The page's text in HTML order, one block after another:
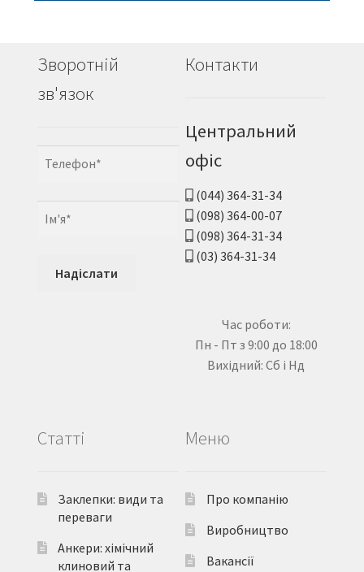
Зворотній
зв'язок
Контакти
Центральний
офіс
(044) 364-31-34
(098) 364-00-07
(098) 364-31-34
(03) 364-31-34
Час роботи:
Пн - Пт з 9:00 до 18:00
Вихідний: Сб і Нд
Статті
Заклепки: види та
переваги
Анкери: хімічний
клиновий та
Меню
Про компанію
Виробництво
Вакансії